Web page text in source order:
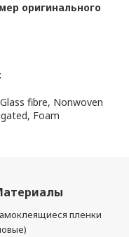
оригинального
fibre, Nonwoven
Foam
пленки